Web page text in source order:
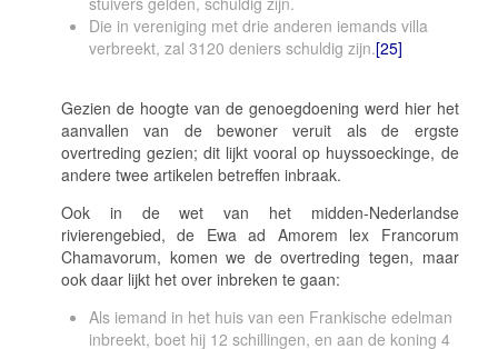
Die in vereniging met drie anderen iemands villa
verbreekt, zal 3120 deniers schuldig zijn.[25]
Gezien de hoogte van de genoegdoening werd hier het
aanvallen van de bewoner veruit als de ergste
overtreding gezien; dit lijkt vooral op huyssoeckinge, de
andere twee artikelen betreffen inbraak.
Ook in de wet van het midden-Nederlandse
rivierengebied, de Ewa ad Amorem lex Francorum
Chamavorum, komen we de overtreding tegen, maar
ook daar lijkt het over inbreken te gaan:
Als iemand in het huis van een Frankische edelman
inbreekt, boet hij 12 schillingen, en aan de koning 4